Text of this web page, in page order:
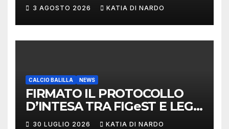
3 AGOSTO 2026 KATIA DI NARDO
CALCIO BALILLA NEWS
FIRMATO IL PROTOCOLLO
D’INTESA TRA FIGeST E LEGA
NAZIONALE DILETTANTI
30 LUGLIO 2026 KATIA DI NARDO